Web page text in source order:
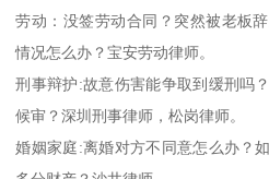
劳动：没签劳动合同？突然被老板
情况怎么办？宝安劳动律师。
刑事辩护:故意伤害能争取到缓刑吗
候审？深圳刑事律师，松岗律师。
婚姻家庭:离婚对方不同意怎么办？